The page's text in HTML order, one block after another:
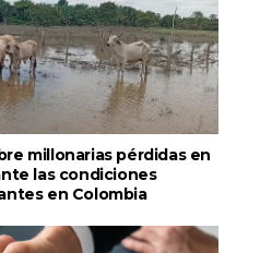
millonarias pérdidas en
las condiciones
en Colombia